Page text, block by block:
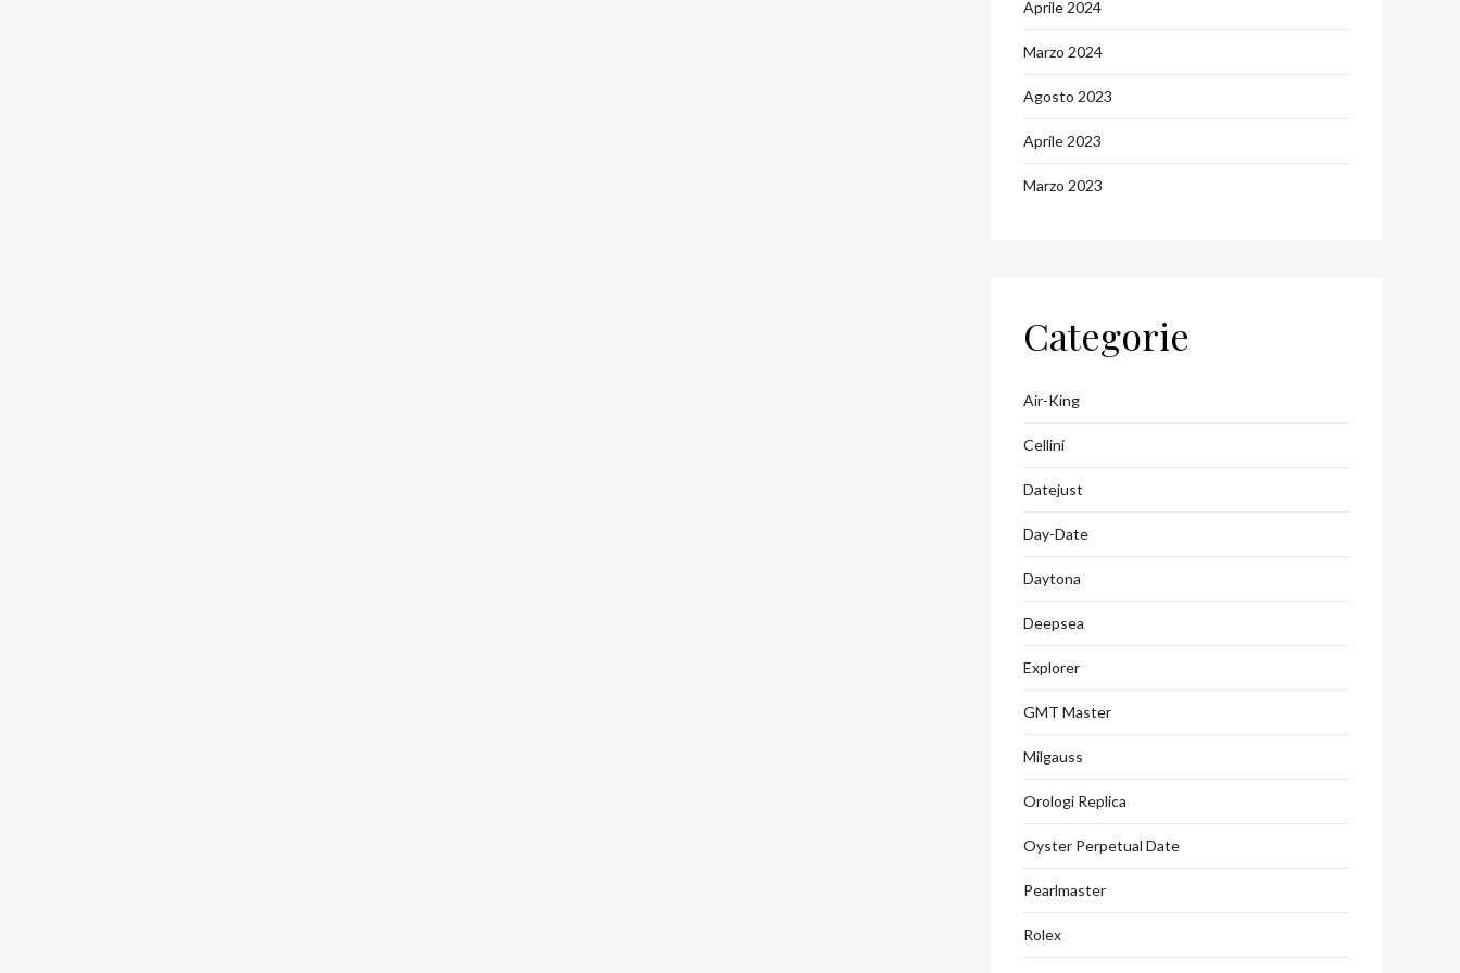
Aprile 2024
Marzo 2024
Agosto 2023
Aprile 2023
Marzo 2023
Categorie
Air-King
Cellini
Datejust
Day-Date
Daytona
Deepsea
Explorer
GMT Master
Milgauss
Orologi Replica
Oyster Perpetual Date
Pearlmaster
Rolex